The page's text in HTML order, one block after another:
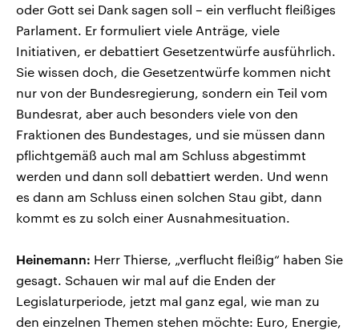
oder Gott sei Dank sagen soll – ein verflucht fleißiges
Parlament. Er formuliert viele Anträge, viele
Initiativen, er debattiert Gesetzentwürfe ausführlich.
Sie wissen doch, die Gesetzentwürfe kommen nicht
nur von der Bundesregierung, sondern ein Teil vom
Bundesrat, aber auch besonders viele von den
Fraktionen des Bundestages, und sie müssen dann
pflichtgemäß auch mal am Schluss abgestimmt
werden und dann soll debattiert werden. Und wenn
es dann am Schluss einen solchen Stau gibt, dann
kommt es zu solch einer Ausnahmesituation.
Heinemann: Herr Thierse, „verflucht fleißig“ haben Sie
gesagt. Schauen wir mal auf die Enden der
Legislaturperiode, jetzt mal ganz egal, wie man zu
den einzelnen Themen stehen möchte: Euro, Energie,